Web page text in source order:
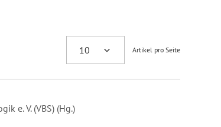
Artikel pro Seite
e. V. (VBS) (Hg.)